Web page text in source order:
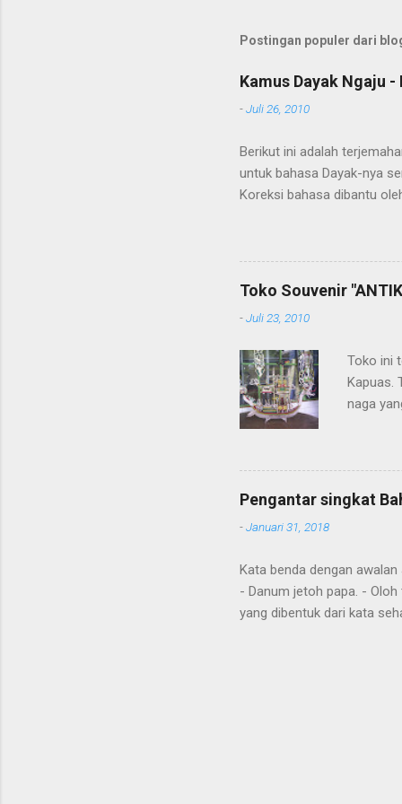
Postingan populer dari
Kamus Dayak Ngaju -
-Juli 26, 2010
Berikut ini adalah
untuk bahasa Dayak-nya
Koreksi bahasa dibantu
Toko Souvenir
-Juli 23, 2010
Toko ini
Kapuas.
naga
Pengantar singkat
-Januari 31, 2018
Kata benda dengan
- Danum jetoh papa. -
yang dibentuk dari kata
"aton", nya; "jari", sudah;
Omba aku , pergi dengan